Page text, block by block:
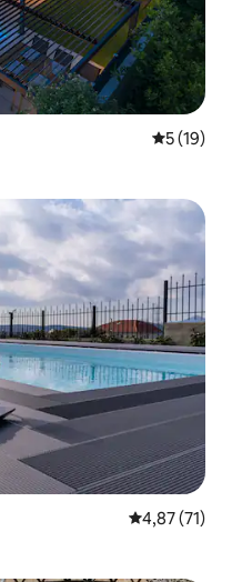
Vidutinis
5 (19)
Vidutinis
4,87 (71)